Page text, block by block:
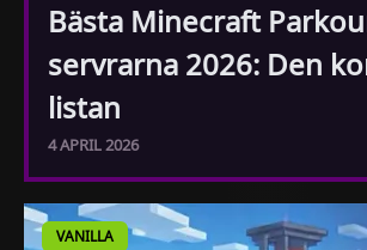
Bästa Minecraft
servrarna 2026: Den
listan
4 APRIL 2026
VANILLA